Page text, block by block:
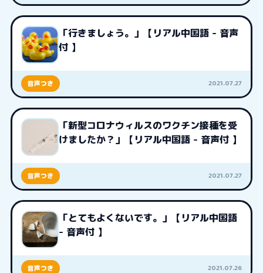
「行きましょう。」【リアル中国語 - 音声
付 】
音声つき 2021.07.27
「新型コロナウィルスのワクチン接種を受
けましたか？」【リアル中国語 - 音声付 】
音声つき 2021.07.27
「とてもよくないです。」【リアル中国語
- 音声付 】
音声つき 2021.07.26